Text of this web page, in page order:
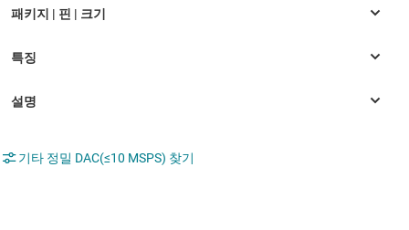
기타 정밀 DAC(≤10 MSPS) 찾기